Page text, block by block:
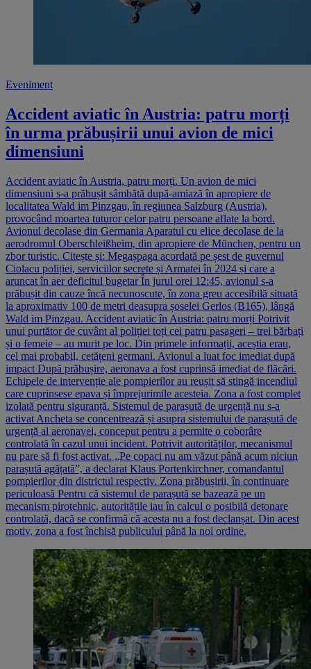
Eveniment
Accident aviatic în Austria: patru morți
în urma prăbușirii unui avion de mici
dimensiuni
Accident aviatic în Austria, patru morți. Un avion de mici
dimensiuni s-a prăbușit sâmbătă după-amiază în apropiere de
localitatea Wald im Pinzgau, în regiunea Salzburg (Austria),
provocând moartea tuturor celor patru persoane aflate la bord.
Avionul decolase din Germania Aparatul cu elice decolase de la
aerodromul Oberschleißheim, din apropiere de München, pentru un
zbor turistic. Citește și: Megașpaga acordată pe șest de guvernul
Ciolacu poliției, serviciilor secrete și Armatei în 2024 și care a
aruncat în aer deficitul bugetar În jurul orei 12:45, avionul s-a
prăbușit din cauze încă necunoscute, în zona greu accesibilă situată
la aproximativ 100 de metri deasupra șoselei Gerlos (B165), lângă
Wald im Pinzgau. Accident aviatic în Austria: patru morți Potrivit
unui purtător de cuvânt al poliției toți cei patru pasageri – trei bărbați
și o femeie – au murit pe loc. Din primele informații, aceștia erau,
cel mai probabil, cetățeni germani. Avionul a luat foc imediat după
impact După prăbușire, aeronava a fost cuprinsă imediat de flăcări.
Echipele de intervenție ale pompierilor au reușit să stingă incendiul
care cuprinsese epava și împrejurimile acesteia. Zona a fost complet
izolată pentru siguranță. Sistemul de parașută de urgență nu s-a
activat Ancheta se concentrează și asupra sistemului de parașută de
urgență al aeronavei, conceput pentru a permite o coborâre
controlată în cazul unui incident. Potrivit autorităților, mecanismul
nu pare să fi fost activat. „Pe copaci nu am văzut până acum niciun
parașută agățată”, a declarat Klaus Portenkirchner, comandantul
pompierilor din districtul respectiv. Zona prăbușirii, în continuare
periculoasă Pentru că sistemul de parașută se bazează pe un
mecanism pirotehnic, autoritățile iau în calcul o posibilă detonare
controlată, dacă se confirmă că acesta nu a fost declanșat. Din acest
motiv, zona a fost închisă publicului până la noi ordine.